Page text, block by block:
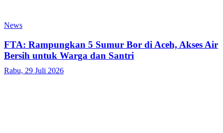
News
FTA: Rampungkan 5 Sumur Bor di Aceh, Akses Air
Bersih untuk Warga dan Santri
Rabu, 29 Juli 2026